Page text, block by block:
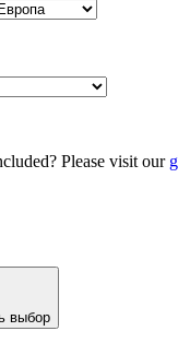
Please visit our
выбор